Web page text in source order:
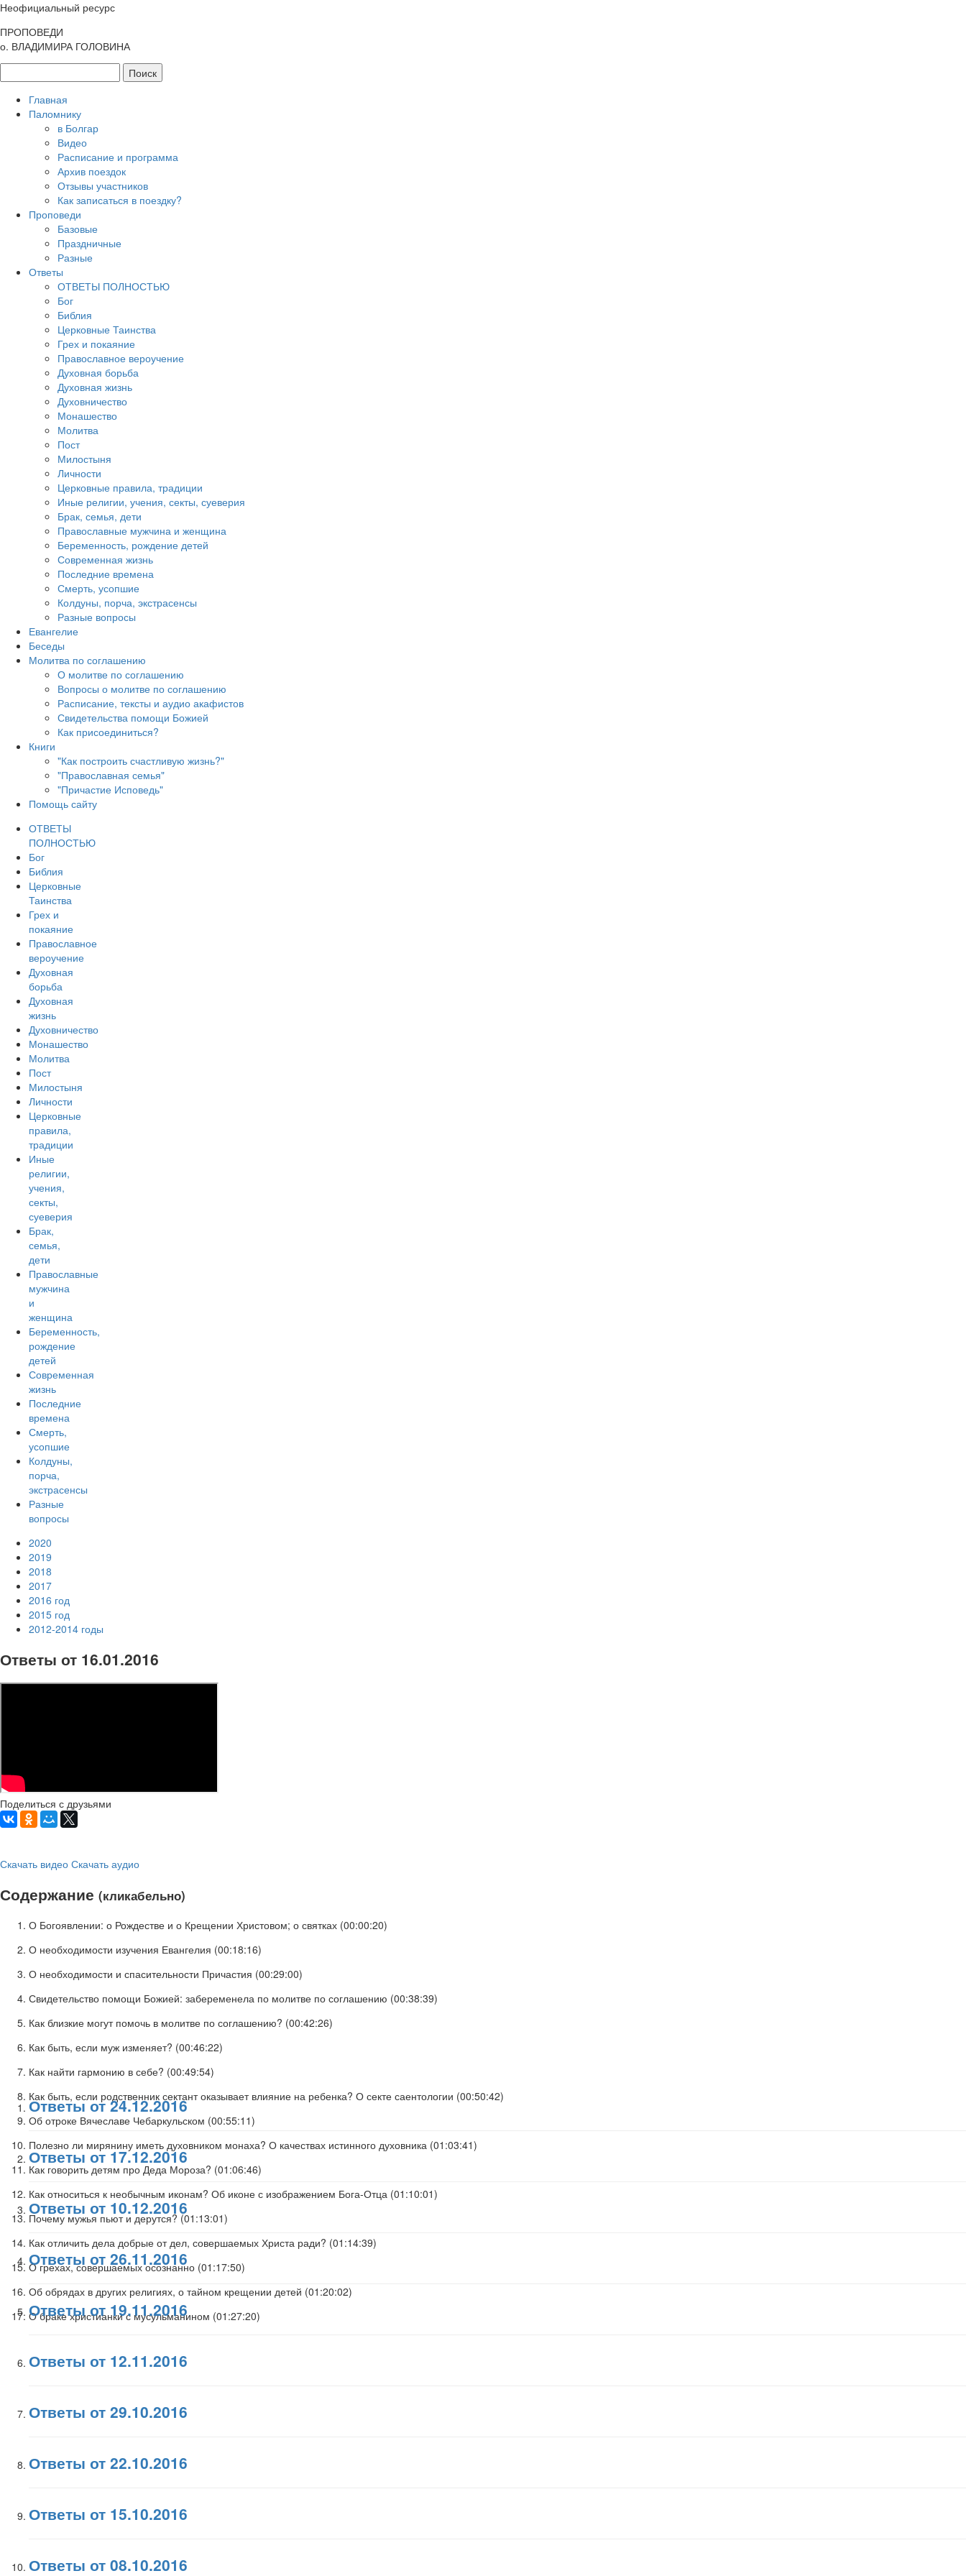
Неофициальный ресурс
ПРОПОВЕДИ
о. ВЛАДИМИРА ГОЛОВИНА
Главная
Паломнику
в Болгар
Видео
Расписание и программа
Архив поездок
Отзывы участников
Как записаться в поездку?
Проповеди
Базовые
Праздничные
Разные
Ответы
ОТВЕТЫ ПОЛНОСТЬЮ
Бог
Библия
Церковные Таинства
Грех и покаяние
Православное вероучение
Духовная борьба
Духовная жизнь
Духовничество
Монашество
Молитва
Пост
Милостыня
Личности
Церковные правила, традиции
Иные религии, учения, секты, суеверия
Брак, семья, дети
Православные мужчина и женщина
Беременность, рождение детей
Современная жизнь
Последние времена
Смерть, усопшие
Колдуны, порча, экстрасенсы
Разные вопросы
Евангелие
Беседы
Молитва по соглашению
О молитве по соглашению
Вопросы о молитве по соглашению
Расписание, тексты и аудио акафистов
Свидетельства помощи Божией
Как присоединиться?
Книги
"Как построить счастливую жизнь?"
"Православная семья"
"Причастие Исповедь"
Помощь сайту
ОТВЕТЫ
ПОЛНОСТЬЮ
Бог
Библия
Церковные
Таинства
Грех и
покаяние
Православное
вероучение
Духовная
борьба
Духовная
жизнь
Духовничество
Монашество
Молитва
Пост
Милостыня
Личности
Церковные
правила,
традиции
Иные
религии,
учения,
секты,
суеверия
Брак,
семья,
дети
Православные
мужчина
и
женщина
Беременность,
рождение
детей
Современная
жизнь
Последние
времена
Смерть,
усопшие
Колдуны,
порча,
экстрасенсы
Разные
вопросы
2020
2019
2018
2017
2016 год
2015 год
2012-2014 годы
Ответы от 16.01.2016
Поделиться с друзьями
Скачать видео Скачать аудио
Содержание (кликабельно)
О Богоявлении: о Рождестве и о Крещении Христовом; о святках (00:00:20)
О необходимости изучения Евангелия (00:18:16)
О необходимости и спасительности Причастия (00:29:00)
Свидетельство помощи Божией: забеременела по молитве по соглашению (00:38:39)
Как близкие могут помочь в молитве по соглашению? (00:42:26)
Как быть, если муж изменяет? (00:46:22)
Как найти гармонию в себе? (00:49:54)
Как быть, если родственник сектант оказывает влияние на ребенка? О секте саентологии (00:50:42)
Об отроке Вячеславе Чебаркульском (00:55:11)
Полезно ли мирянину иметь духовником монаха? О качествах истинного духовника (01:03:41)
Как говорить детям про Деда Мороза? (01:06:46)
Как относиться к необычным иконам? Об иконе с изображением Бога-Отца (01:10:01)
Почему мужья пьют и дерутся? (01:13:01)
Как отличить дела добрые от дел, совершаемых Христа ради? (01:14:39)
О грехах, совершаемых осознанно (01:17:50)
Об обрядах в других религиях, о тайном крещении детей (01:20:02)
О браке христианки с мусульманином (01:27:20)
Ответы от 24.12.2016
Ответы от 17.12.2016
Ответы от 10.12.2016
Ответы от 26.11.2016
Ответы от 19.11.2016
Ответы от 12.11.2016
Ответы от 29.10.2016
Ответы от 22.10.2016
Ответы от 15.10.2016
Ответы от 08.10.2016